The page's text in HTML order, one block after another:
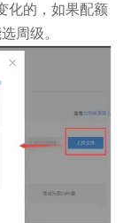
化的，如果配额
周级。